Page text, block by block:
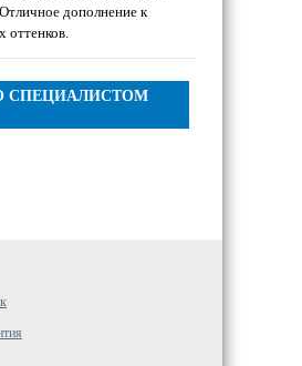
дополнение к
оттенков.
СПЕЦИАЛИСТОМ